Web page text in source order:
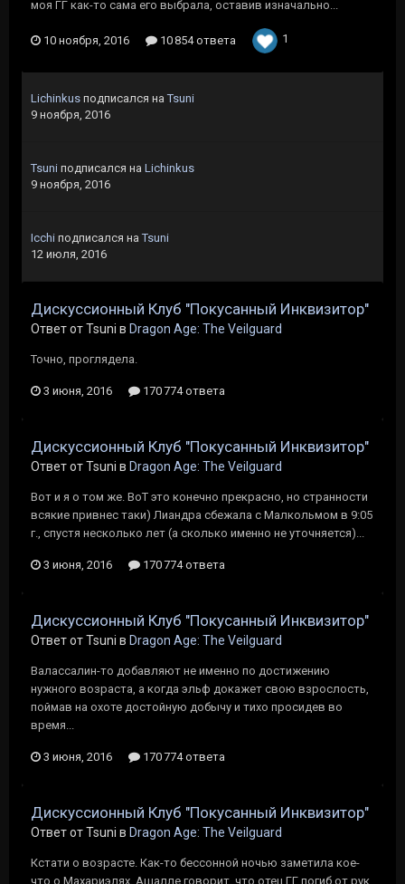
моя ГГ как-то сама его выбрала, оставив изначально...
10 ноября, 2016 10 854 ответа 1
Lichinkus подписался наTsuni
9 ноября, 2016
Tsuni подписался на Lichinkus
9 ноября, 2016
Icchi подписался наTsuni
12 июля, 2016
Дискуссионный Клуб "Покусанный Инквизитор"
Ответ от Tsuni в Dragon Age: The Veilguard
Точно, проглядела.
3 июня, 2016 170 774 ответа
Дискуссионный Клуб "Покусанный Инквизитор"
Ответ от Tsuni в Dragon Age: The Veilguard
Вот и я о том же. ВоТ это конечно прекрасно, но странности
всякие привнес таки) Лиандра сбежала с Малкольмом в 9:05
г., спустя несколько лет (а сколько именно не уточняется)...
3 июня, 2016 170 774 ответа
Дискуссионный Клуб "Покусанный Инквизитор"
Ответ от Tsuni в Dragon Age: The Veilguard
Валассалин-то добавляют не именно по достижению
нужного возраста, а когда эльф докажет свою взрослость,
поймав на охоте достойную добычу и тихо просидев во
время...
3 июня, 2016 170 774 ответа
Дискуссионный Клуб "Покусанный Инквизитор"
Ответ от Tsuni в Dragon Age: The Veilguard
Кстати о возрасте. Как-то бессонной ночью заметила кое-
что о Махариэлях. Ашалле говорит, что отец ГГ погиб от рук